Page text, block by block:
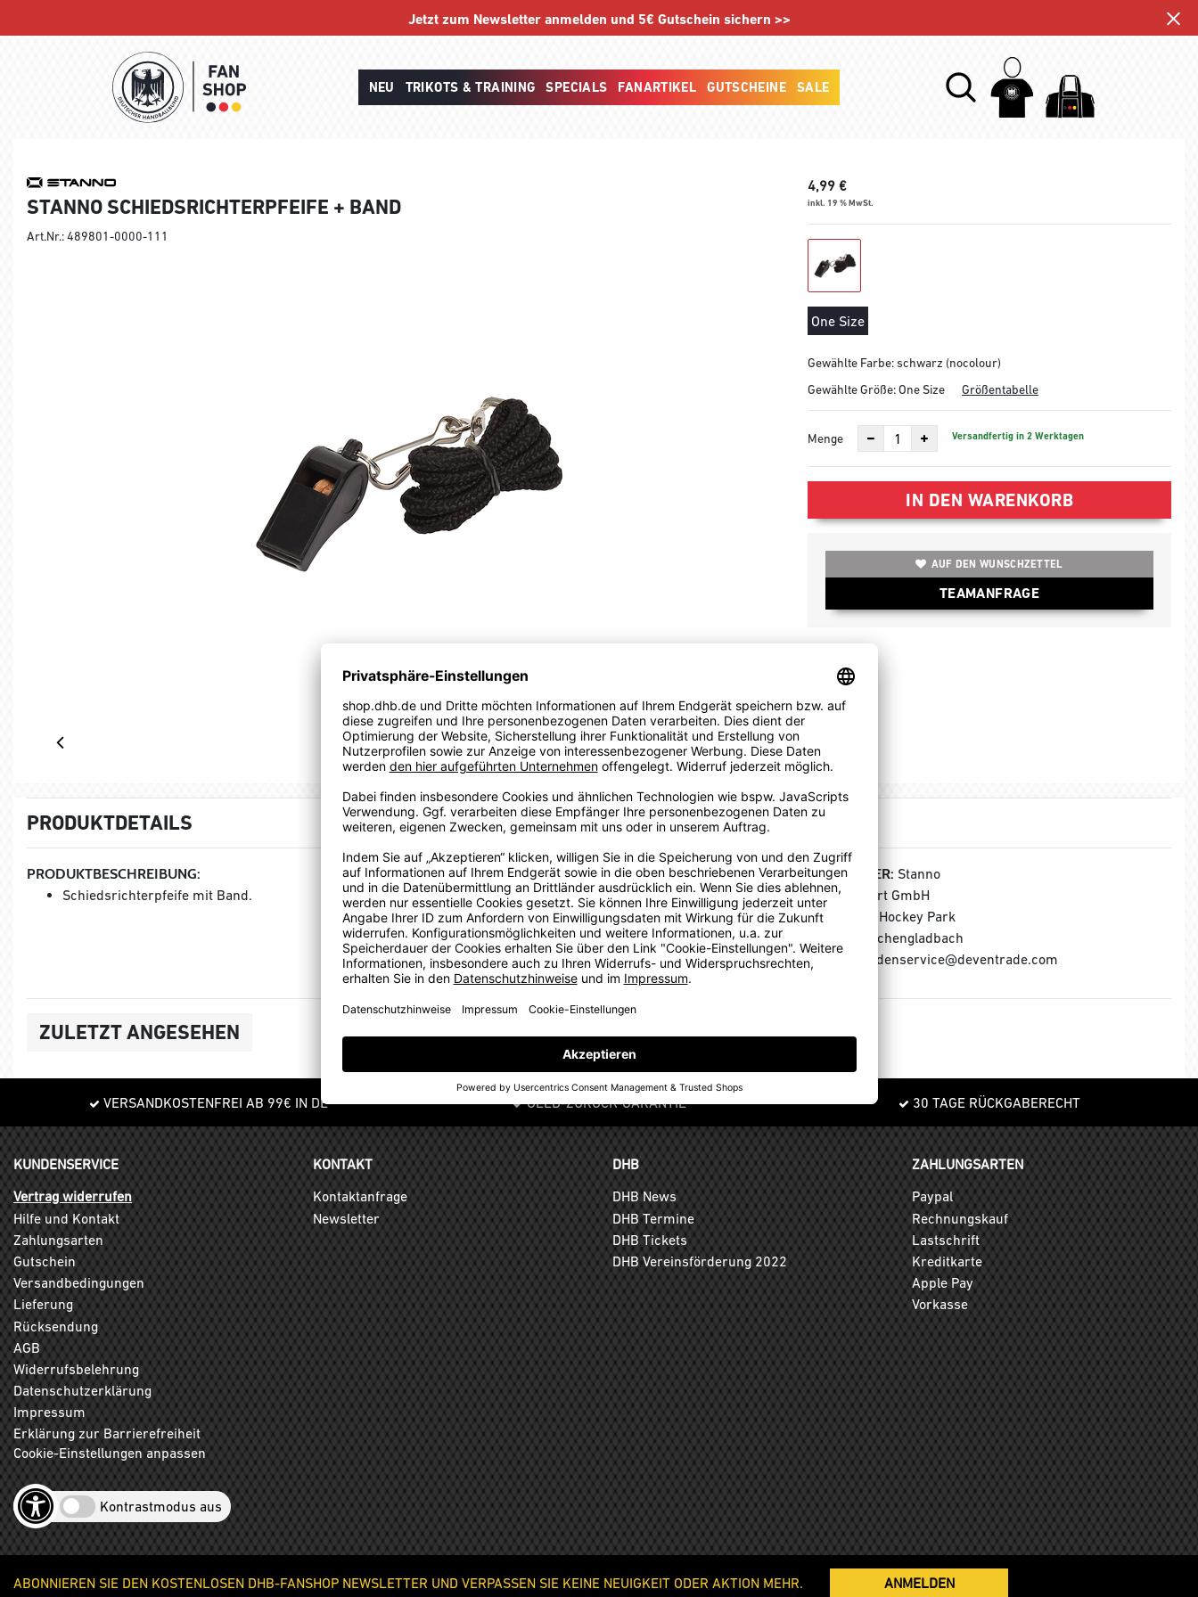
Jetzt zum Newsletter anmelden und 5€ Gutschein sichern >>
NEU TRIKOTS & TRAINING SPECIALS FANARTIKEL GUTSCHEINE SALE
STANNO SCHIEDSRICHTERPFEIFE + BAND
Art.Nr.: 489801-0000-111
4,99 €
inkl. 19 % MwSt.
One Size
Gewählte Farbe: schwarz (nocolour)
Gewählte Größe:One Size Größentabelle
Menge Versandfertig in 2 Werktagen
IN DEN WARENKORB
AUF DEN WUNSCHZETTEL
TEAMANFRAGE
PRODUKTDETAILS
PRODUKTBESCHREIBUNG:
Schiedsrichterpfeife mit Band.
HERSTELLER: Stanno
Stanno Sport GmbH
Warsteiner Hockey Park
41179 Mönchengladbach
E-Mail: kundenservice@deventrade.com
ZULETZT ANGESEHEN
VERSANDKOSTENFREI AB 99€ IN DE GELD-ZURÜCK-GARANTIE 30 TAGE RÜCKGABERECHT
KUNDENSERVICE
Vertrag widerrufen
Hilfe und Kontakt
Zahlungsarten
Gutschein
Versandbedingungen
Lieferung
Rücksendung
AGB
Widerrufsbelehrung
Datenschutzerklärung
Impressum
Erklärung zur Barrierefreiheit
Cookie-Einstellungen anpassen
Kontrastmodus aus
KONTAKT
Kontaktanfrage
Newsletter
DHB
DHB News
DHB Termine
DHB Tickets
DHB Vereinsförderung 2022
ZAHLUNGSARTEN
Paypal
Rechnungskauf
Lastschrift
Kreditkarte
Apple Pay
Vorkasse
ABONNIEREN SIE DEN KOSTENLOSEN DHB-FANSHOP NEWSLETTER UND VERPASSEN SIE KEINE NEUIGKEIT ODER AKTION MEHR. ANMELDEN